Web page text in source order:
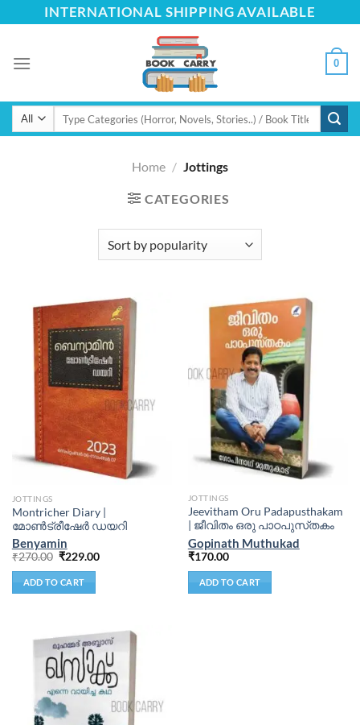
to
INTERNATIONAL SHIPPING AVAILABLE
0
Search
Home / Jottings
CATEGORIES
JOTTINGS
Montricher Diary |
മോണ്‍ട്രീഷേര്‍ ഡയറി
Benyamin
₹270.00 ₹229.00
ADD TO CART
JOTTINGS
Jeevitham Oru Padapusthakam
| ജീവിതം ഒരു പാഠപുസ്‌തകം
Gopinath Muthukad
₹170.00
ADD TO CART